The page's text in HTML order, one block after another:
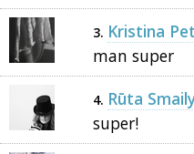
3. Kristina
man super
4. Rūta
super!